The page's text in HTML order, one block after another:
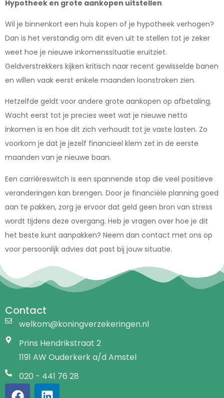
Hypotheek en grote aankopen uitstellen
Wil je binnenkort een huis kopen of je hypotheek verhogen?
Dan is het verstandig om dit even uit te stellen tot je zeker
weet hoe je nieuwe inkomenssituatie eruitziet.
Geldverstrekkers kijken kritisch naar recent gewisselde banen
en willen vaak eerst enkele maanden loonstroken zien.
Hetzelfde geldt voor andere grote aankopen op afbetaling.
Wacht eerst tot je precies weet wat je nieuwe netto
inkomen is en hoe dit zich verhoudt tot je vaste lasten. Zo
voorkom je dat je jezelf financieel klem zet in de eerste
maanden van je nieuwe baan.
Een carrièreswitch is een spannende stap die veel positieve
veranderingen kan brengen. Door je financiële planning goed
aan te pakken, zorg je ervoor dat geld geen bron van stress
wordt tijdens deze overgang. Heb je vragen over hoe je dit
het beste kunt aanpakken? Neem dan contact met ons op
voor persoonlijk advies dat past bij jouw situatie.
Contact
welkom@koningverzekeringen.nl
Prins Hendrikstraat 2
1191 AW Ouderkerk a/d Amstel
020 - 441 76 28